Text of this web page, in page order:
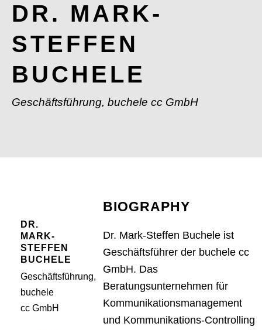
DR. MARK-
STEFFEN
BUCHELE
Geschäftsführung, buchele cc GmbH
DR.
MARK-
STEFFEN
BUCHELE
Geschäftsführung,
buchele
cc GmbH
BIOGRAPHY
Dr. Mark-Steffen Buchele ist
Geschäftsführer der buchele cc
GmbH. Das
Beratungsunternehmen für
Kommunikationsmanagement
und Kommunikations-Controlling